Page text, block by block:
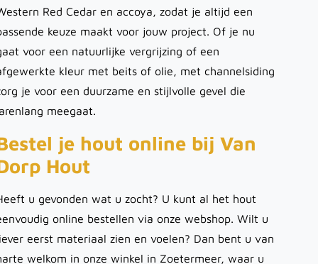
Red Cedar en accoya, zodat je altijd een
keuze maakt voor jouw project. Of je nu
voor een natuurlijke vergrijzing of een
kleur met beits of olie, met channelsiding
je voor een duurzame en stijlvolle gevel die
meegaat.
je hout online bij Van
Hout
u gevonden wat u zocht? U kunt al het hout
online bestellen via onze webshop. Wilt u
eerst materiaal zien en voelen? Dan bent u van
welkom in onze winkel in Zoetermeer, waar u